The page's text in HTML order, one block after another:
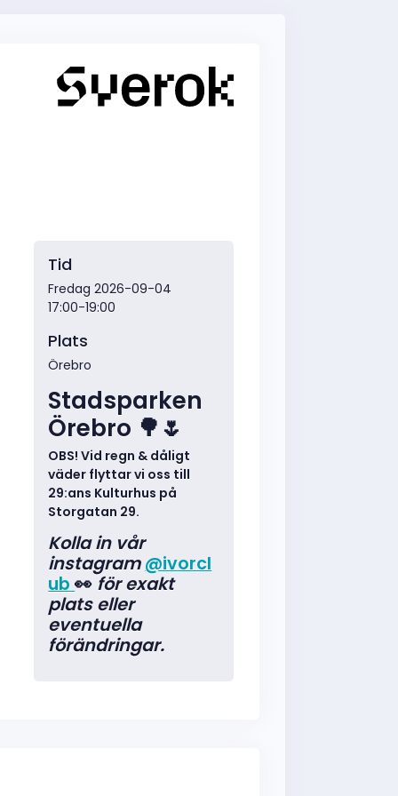
Tid
Fredag 2026-09-04
17:00-19:00
Plats
Örebro
Stadsparken
Örebro 🌳🌷
OBS! Vid regn & dåligt
väder flyttar vi oss till
29:ans Kulturhus på
Storgatan 29.
Kolla in vår
instagram@ivorcl
ub👀 för exakt
plats eller
eventuella
förändringar.